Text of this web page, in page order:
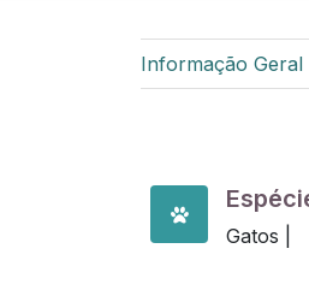
Informação Geral
Gatos |